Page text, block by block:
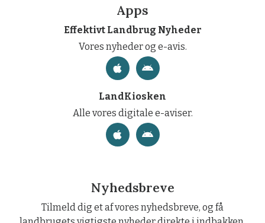
Apps
Effektivt Landbrug Nyheder
Vores nyheder og e-avis.
LandKiosken
Alle vores digitale e-aviser.
Nyhedsbreve
Tilmeld dig et af vores nyhedsbreve, og få